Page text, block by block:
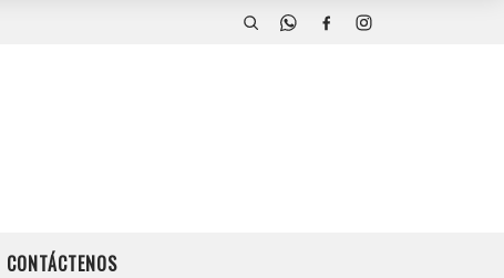
CONTÁCTENOS